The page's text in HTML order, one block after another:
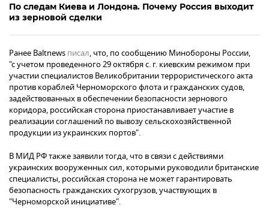
По следам Киева и Лондона. Почему Россия выходит
из зерновой сделки
Ранее Baltnews писал, что, по сообщению Минобороны России,
"с учетом проведенного 29 октября с. г. киевским режимом при
участии специалистов Великобритании террористического акта
против кораблей Черноморского флота и гражданских судов,
задействованных в обеспечении безопасности зернового
коридора, российская сторона приостанавливает участие в
реализации соглашений по вывозу сельскохозяйственной
продукции из украинских портов".
В МИД РФ также заявили тогда, что в связи с действиями
украинских вооруженных сил, которыми руководили британские
специалисты, российская сторона не может гарантировать
безопасность гражданских сухогрузов, участвующих в
"Черноморской инициативе".